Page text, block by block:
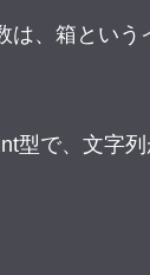
は、箱とい
型で、文字